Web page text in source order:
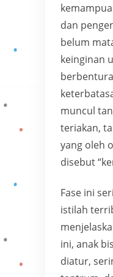
dan
belum
keinginan
muncul
teriakan,
yang oleh
disebut
Fase ini
istilah
ini, anak
diatur,